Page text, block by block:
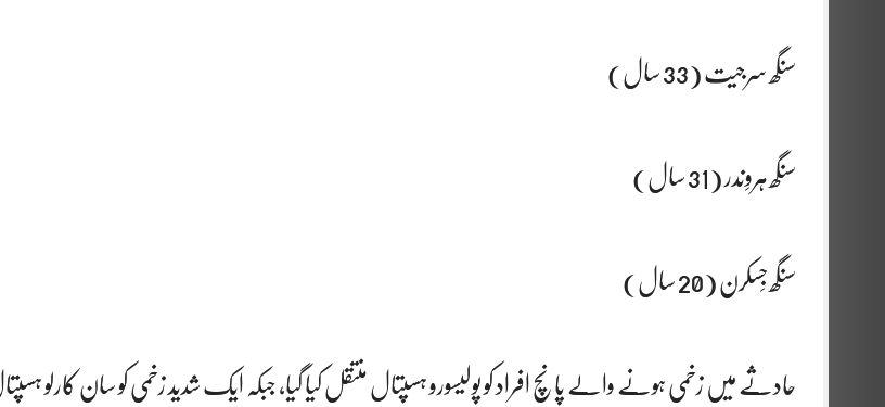
سنگھ سرجیت (33 سال)
سنگھ ہروِندر (31 سال)
سنگھ جَسکرن (20 سال)
حادثے میں زخمی ہونے والے پانچ افراد کو پولیسورو ہسپتال منتقل کیا گیا، جبکہ ایک شدید زخمی کو سان کارلو